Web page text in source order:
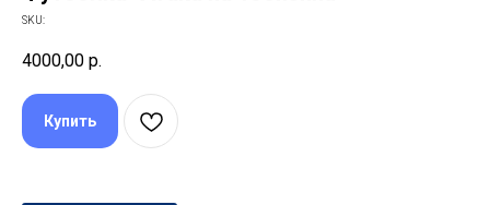
SKU:
4000,00 р.
Купить